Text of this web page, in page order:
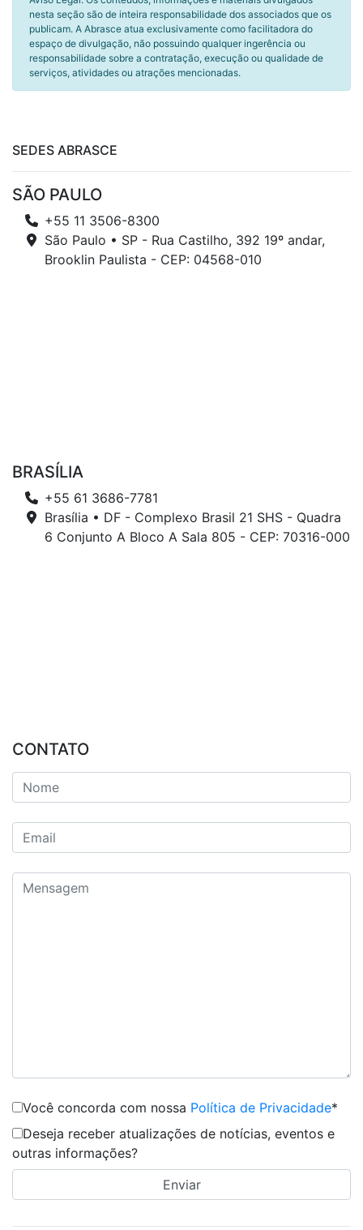
nesta seção são de inteira responsabilidade dos associados que os
publicam. A Abrasce atua exclusivamente como facilitadora do
espaço de divulgação, não possuindo qualquer ingerência ou
responsabilidade sobre a contratação, execução ou qualidade de
serviços, atividades ou atrações mencionadas.
SEDES ABRASCE
SÃO PAULO
+55 11 3506-8300
São Paulo • SP - Rua Castilho, 392 19º andar,
Brooklin Paulista - CEP: 04568-010
BRASÍLIA
+55 61 3686-7781
Brasília • DF - Complexo Brasil 21 SHS - Quadra
6 Conjunto A Bloco A Sala 805 - CEP: 70316-000
CONTATO
Você concorda com nossa Política de Privacidade*
Deseja receber atualizações de notícias, eventos e
outras informações?